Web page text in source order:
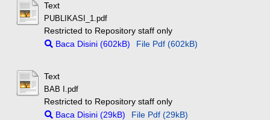
Text
PUBLIKASI_1.pdf
Restricted to Repository staff only
Baca Disini (602kB)
File Pdf (602kB)
Text
BAB I.pdf
Restricted to Repository staff only
Baca Disini (29kB)
File Pdf (29kB)